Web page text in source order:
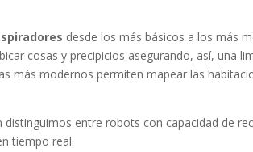
desde los más básicos a los más
cosas y precipicios asegurando, así, una
más modernos permiten mapear las
distinguimos entre robots con capacidad de
tiempo real.